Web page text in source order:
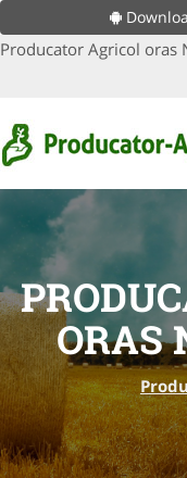
Producator Agricol oras
ORAS